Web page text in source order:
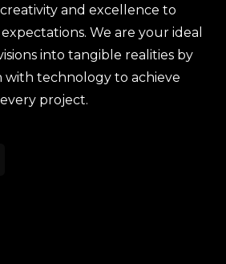
and excellence to
We are your ideal
into tangible realities by
with technology to achieve
project.